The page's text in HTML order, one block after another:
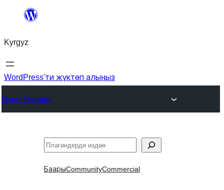
Мазмунга
Kyrgyz
WordPress'ти жүктөп алыңыз
Plugin Directory
Издөө
БаарыCommunityCommercial